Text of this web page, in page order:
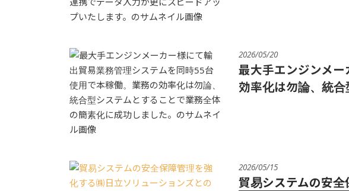
2026/05/20
最大手エンジンメ
効率化は勿論、統合
2026/05/15
貿易システムの安